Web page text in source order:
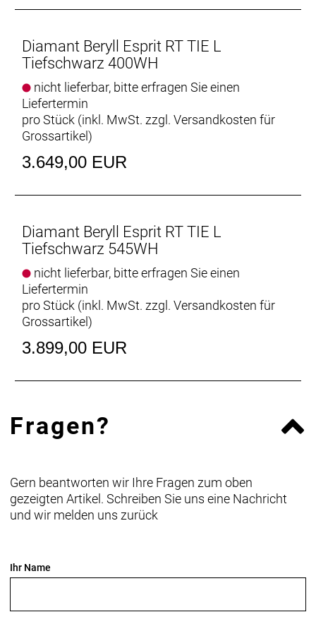
Diamant Beryll Esprit RT TIE L
Tiefschwarz 400WH
nicht lieferbar, bitte erfragen Sie einen
Liefertermin
pro Stück (inkl. MwSt. zzgl. Versandkosten für
Grossartikel)
3.649,00 EUR
Diamant Beryll Esprit RT TIE L
Tiefschwarz 545WH
nicht lieferbar, bitte erfragen Sie einen
Liefertermin
pro Stück (inkl. MwSt. zzgl. Versandkosten für
Grossartikel)
3.899,00 EUR
Fragen?
Gern beantworten wir Ihre Fragen zum oben
gezeigten Artikel. Schreiben Sie uns eine Nachricht
und wir melden uns zurück
Ihr Name